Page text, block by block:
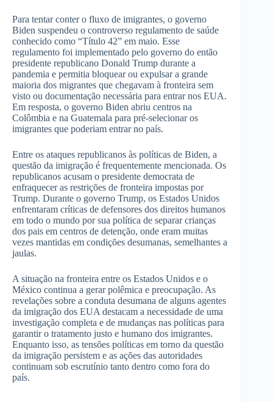
Para tentar conter o fluxo de imigrantes, o governo
Biden suspendeu o controverso regulamento de saúde
conhecido como “Título 42” em maio. Esse
regulamento foi implementado pelo governo do então
presidente republicano Donald Trump durante a
pandemia e permitia bloquear ou expulsar a grande
maioria dos migrantes que chegavam à fronteira sem
visto ou documentação necessária para entrar nos EUA.
Em resposta, o governo Biden abriu centros na
Colômbia e na Guatemala para pré-selecionar os
imigrantes que poderiam entrar no país.
Entre os ataques republicanos às políticas de Biden, a
questão da imigração é frequentemente mencionada. Os
republicanos acusam o presidente democrata de
enfraquecer as restrições de fronteira impostas por
Trump. Durante o governo Trump, os Estados Unidos
enfrentaram críticas de defensores dos direitos humanos
em todo o mundo por sua política de separar crianças
dos pais em centros de detenção, onde eram muitas
vezes mantidas em condições desumanas, semelhantes a
jaulas.
A situação na fronteira entre os Estados Unidos e o
México continua a gerar polêmica e preocupação. As
revelações sobre a conduta desumana de alguns agentes
da imigração dos EUA destacam a necessidade de uma
investigação completa e de mudanças nas políticas para
garantir o tratamento justo e humano dos imigrantes.
Enquanto isso, as tensões políticas em torno da questão
da imigração persistem e as ações das autoridades
continuam sob escrutínio tanto dentro como fora do
país.